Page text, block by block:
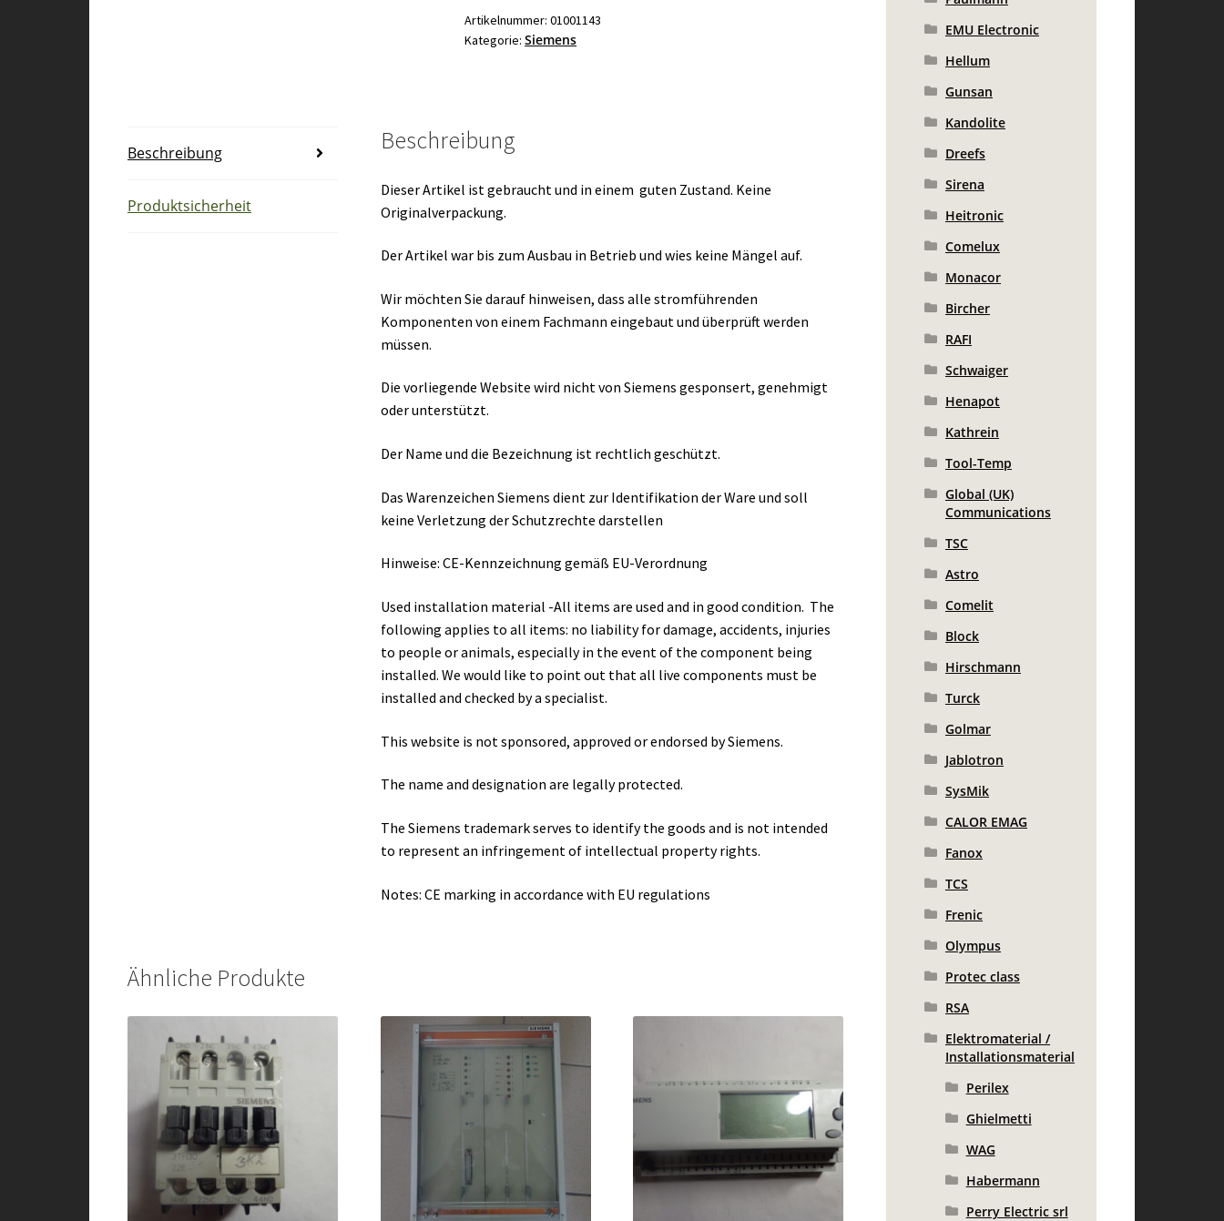
220V
230V/50Hz
Artikelnummer:01001143
Kategorie:Siemens
Beschreibung
Produktsicherheit
Beschreibung
Dieser Artikel ist gebraucht und in einem guten Zustand. Keine
Originalverpackung.
Der Artikel war bis zum Ausbau in Betrieb und wies keine Mängel auf.
Wir möchten Sie darauf hinweisen, dass alle stromführenden
Komponenten von einem Fachmann eingebaut und überprüft werden
müssen.
Die vorliegende Website wird nicht von Siemens gesponsert, genehmigt
oder unterstützt.
Der Name und die Bezeichnung ist rechtlich geschützt.
Das Warenzeichen Siemens dient zur Identifikation der Ware und soll
keine Verletzung der Schutzrechte darstellen
Hinweise: CE-Kennzeichnung gemäß EU-Verordnung
Used installation material -All items are used and in good condition. The
following applies to all items: no liability for damage, accidents, injuries
to people or animals, especially in the event of the component being
installed. We would like to point out that all live components must be
installed and checked by a specialist.
This website is not sponsored, approved or endorsed by Siemens.
The name and designation are legally protected.
The Siemens trademark serves to identify the goods and is not intended
to represent an infringement of intellectual property rights.
Notes: CE marking in accordance with EU regulations
Ähnliche Produkte
EMU Electronic
Hellum
Gunsan
Kandolite
Dreefs
Sirena
Heitronic
Comelux
Monacor
Bircher
RAFI
Schwaiger
Henapot
Kathrein
Tool-Temp
Global (UK)
Communications
TSC
Astro
Comelit
Block
Hirschmann
Turck
Golmar
Jablotron
SysMik
CALOR EMAG
Fanox
TCS
Frenic
Olympus
Protec class
RSA
Elektromaterial /
Installationsmaterial
Perilex
Ghielmetti
WAG
Habermann
Perry Electric srl